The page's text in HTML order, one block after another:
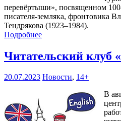
перевёртыши», посвященном
писателя-земляка, фронтовика
Тендрякова (1923–1984).
Подробнее
Читательский клуб
20.07.2023 Новости, 14+
В